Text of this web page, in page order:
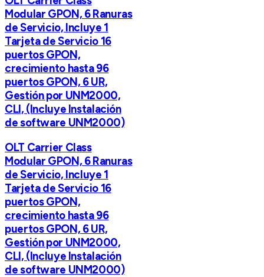
Modular GPON, 6 Ranuras
de Servicio, Incluye 1
Tarjeta de Servicio 16
puertos GPON,
crecimiento hasta 96
puertos GPON, 6 UR,
Gestión por UNM2000,
CLI, (Incluye Instalación
de software UNM2000)
OLT Carrier Class
Modular GPON, 6 Ranuras
de Servicio, Incluye 1
Tarjeta de Servicio 16
puertos GPON,
crecimiento hasta 96
puertos GPON, 6 UR,
Gestión por UNM2000,
CLI, (Incluye Instalación
de software UNM2000)